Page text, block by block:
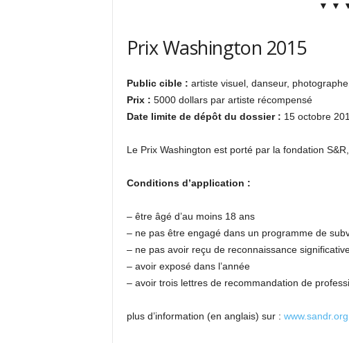
▼ ▼
Prix Washington 2015
Public cible : artiste visuel, danseur,
Prix : 5000 dollars par artiste récompensé
Date limite de dépôt du dossier : 15 octobre
Le Prix Washington est porté par la fondation
Conditions d’application :
– être âgé d’au moins 18 ans
– ne pas être engagé dans un programme de
– ne pas avoir reçu de reconnaissance
– avoir exposé dans l’année
– avoir trois lettres de recommandation de
plus d’information (en anglais) sur : www.sandr.org